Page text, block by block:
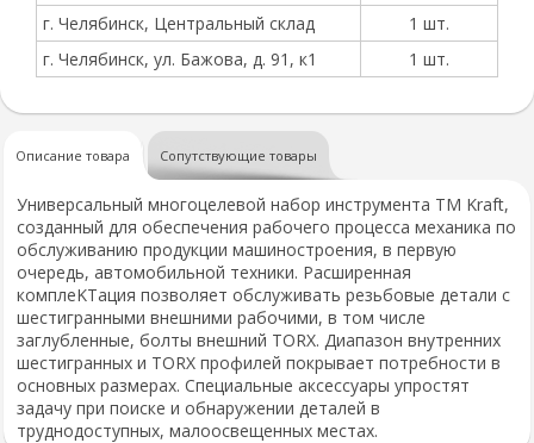
г. Челябинск, Центральный склад
1 шт.
г. Челябинск, ул. Бажова, д. 91, к1
1 шт.
Описание товара Сопутствующие товары
Универсальный многоцелевой набор инструмента TM Kraft,
созданный для обеспечения рабочего процесса механика по
обслуживанию продукции машиностроения, в первую
очередь, автомобильной техники. Расширенная
комплеKTация позволяет обслуживать резьбовые детали с
шестигранными внешними рабочими, в том числе
заглубленные, болты внешний TORX. Диапазон внутренних
шестигранных и TORX профилей покрывает потребности в
основных размерах. Специальные аксессуары упростят
задачу при поиске и обнаружении деталей в
труднодоступных, малоосвещенных местах.